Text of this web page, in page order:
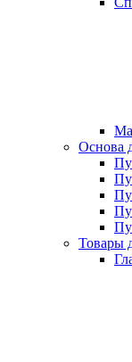
Основа
Товары